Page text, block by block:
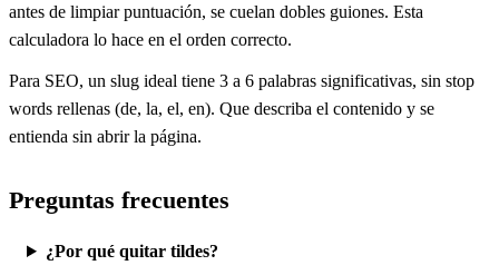
antes de limpiar puntuación, se cuelan dobles guiones. Esta
calculadora lo hace en el orden correcto.
Para SEO, un slug ideal tiene 3 a 6 palabras significativas, sin stop
words rellenas (de, la, el, en). Que describa el contenido y se
entienda sin abrir la página.
Preguntas frecuentes
¿Por qué quitar tildes?